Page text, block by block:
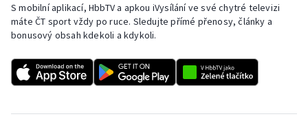
S mobilní aplikací, HbbTV a apkou iVysílání ve své chytré televizi
máte ČT sport vždy po ruce. Sledujte přímé přenosy, články a
bonusový obsah kdekoli a kdykoli.